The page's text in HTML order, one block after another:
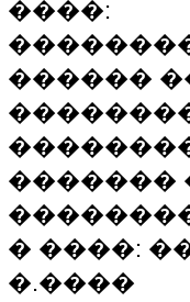
����:
������
�������
� ����:
�.����